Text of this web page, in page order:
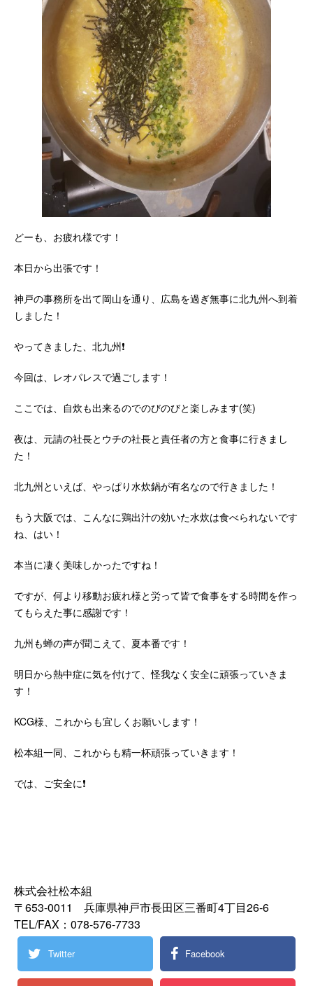
どーも、お疲れ様です！
本日から出張です！
神戸の事務所を出て岡山を通り、広島を過ぎ無事に北九州へ到着
しました！
やってきました、北九州❗
今回は、レオパレスで過ごします！
ここでは、自炊も出来るのでのびのびと楽しみます(笑)
夜は、元請の社長とウチの社長と責任者の方と食事に行きまし
た！
北九州といえば、やっぱり水炊鍋が有名なので行きました！
もう大阪では、こんなに鶏出汁の効いた水炊は食べられないです
ね、はい！
本当に凄く美味しかったですね！
ですが、何より移動お疲れ様と労って皆で食事をする時間を作っ
てもらえた事に感謝です！
九州も蝉の声が聞こえて、夏本番です！
明日から熱中症に気を付けて、怪我なく安全に頑張っていきま
す！
KCG様、これからも宜しくお願いします！
松本組一同、これからも精一杯頑張っていきます！
では、ご安全に❗
株式会社松本組
〒653-0011 兵庫県神戸市長田区三番町4丁目26‐6
TEL/FAX：078-576-7733
Twitter Facebook